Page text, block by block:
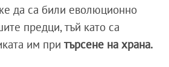
да са били еволюционно
предци, тъй като са
им при търсене на храна.